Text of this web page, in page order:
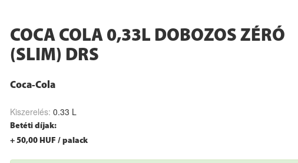
COCA COLA 0,33L DOBOZOS ZÉRÓ
(SLIM) DRS
Coca-Cola
Kiszerelés: 0.33 L
Betéti díjak:
+ 50,00 HUF / palack